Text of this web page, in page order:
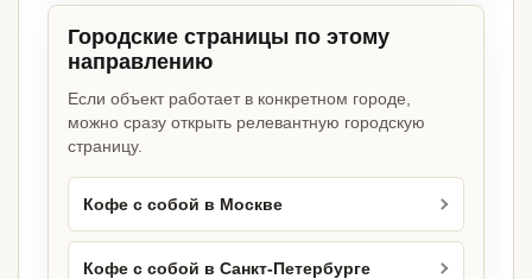
Городские страницы по этому
направлению
Если объект работает в конкретном городе,
можно сразу открыть релевантную городскую
страницу.
Кофе с собой в Москве
Кофе с собой в Санкт-Петербурге